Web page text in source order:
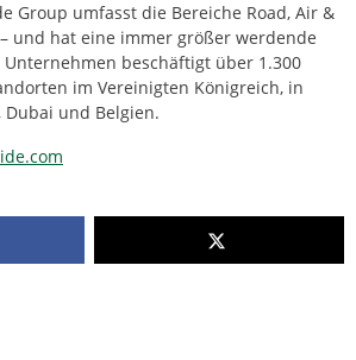
Group umfasst die Bereiche Road, Air &
und hat eine immer größer werdende
Unternehmen beschäftigt über 1.300
im Vereinigten Königreich, in
Dubai und Belgien.